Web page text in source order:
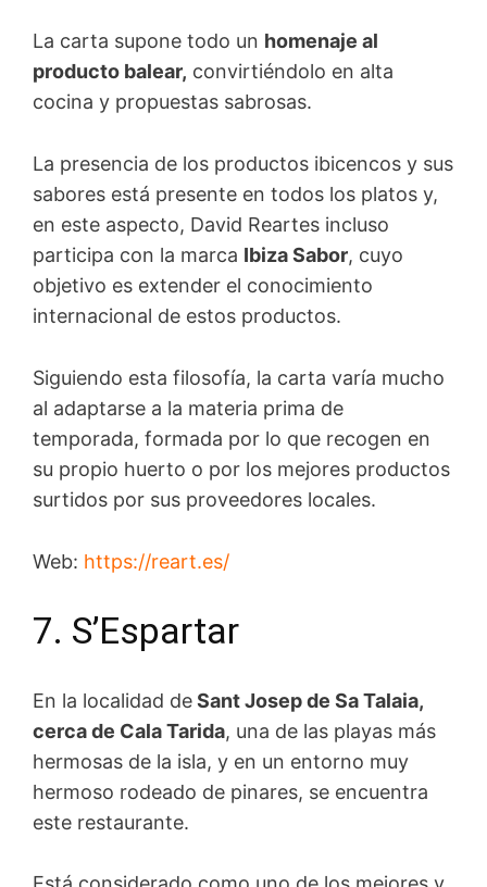
La carta supone todo un homenaje al
producto balear, convirtiéndolo en alta
cocina y propuestas sabrosas.
La presencia de los productos ibicencos y sus
sabores está presente en todos los platos y,
en este aspecto, David Reartes incluso
participa con la marca Ibiza Sabor, cuyo
objetivo es extender el conocimiento
internacional de estos productos.
Siguiendo esta filosofía, la carta varía mucho
al adaptarse a la materia prima de
temporada, formada por lo que recogen en
su propio huerto o por los mejores productos
surtidos por sus proveedores locales.
Web: https://reart.es/
7. S’Espartar
En la localidad deSant Josep de Sa Talaia,
cerca de Cala Tarida, una de las playas más
hermosas de la isla, y en un entorno muy
hermoso rodeado de pinares, se encuentra
este restaurante.